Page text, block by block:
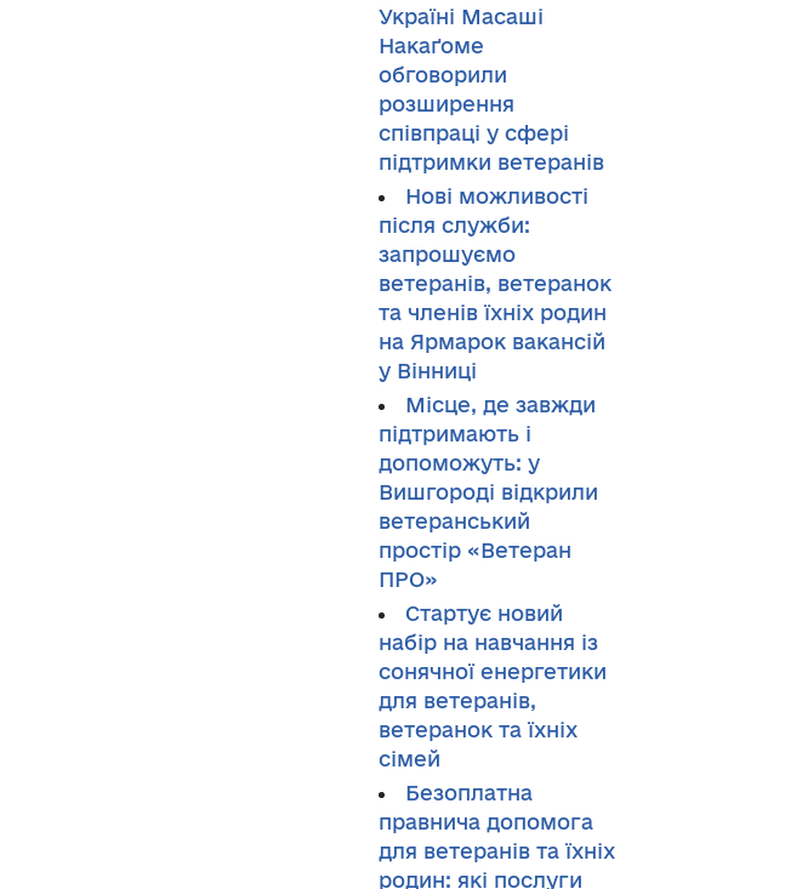
Україні Масаші
Накаґоме
обговорили
розширення
співпраці у сфері
підтримки ветеранів
Нові можливості
після служби:
запрошуємо
ветеранів, ветеранок
та членів їхніх родин
на Ярмарок вакансій
у Вінниці
Місце, де завжди
підтримають і
допоможуть: у
Вишгороді відкрили
ветеранський
простір «Ветеран
ПРО»
Стартує новий
набір на навчання із
сонячної енергетики
для ветеранів,
ветеранок та їхніх
сімей
Безоплатна
правнича допомога
для ветеранів та їхніх
родин: які послуги